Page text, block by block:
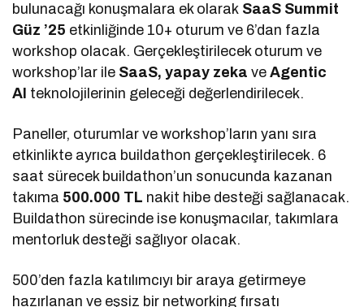
bulunacağı konuşmalara ek olarak SaaS Summit
Güz ’25 etkinliğinde 10+ oturum ve 6’dan fazla
workshop olacak. Gerçekleştirilecek oturum ve
workshop’lar ile SaaS, yapay zekaveAgentic
AI teknolojilerinin geleceği değerlendirilecek.
Paneller, oturumlar ve workshop’ların yanı sıra
etkinlikte ayrıca buildathon gerçekleştirilecek. 6
saat sürecek buildathon’un sonucunda kazanan
takıma 500.000 TL nakit hibe desteği sağlanacak.
Buildathon sürecinde ise konuşmacılar, takımlara
mentorluk desteği sağlıyor olacak.
500’den fazla katılımcıyı bir araya getirmeye
hazırlanan ve eşsiz bir networking fırsatı